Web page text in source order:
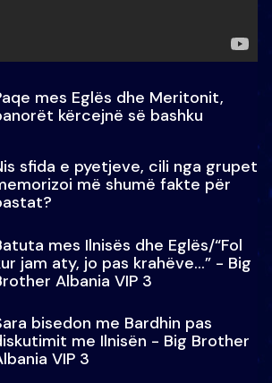
mes Eglës dhe Meritonit,
kërcejnë së bashku
sfida e pyetjeve, cili nga grupet
më shumë fakte për
mes Ilnisës dhe Eglës/“Fol
jam aty, jo pas krahëve…” - Big
Albania VIP 3
bisedon me Bardhin pas
me Ilnisën - Big Brother
VIP 3